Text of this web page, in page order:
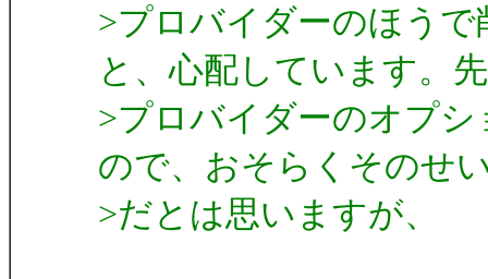
>プロバイダーのほう
と、心配しています。
>プロバイダーのオプ
ので、おそらくそのせ
>だとは思いますが、